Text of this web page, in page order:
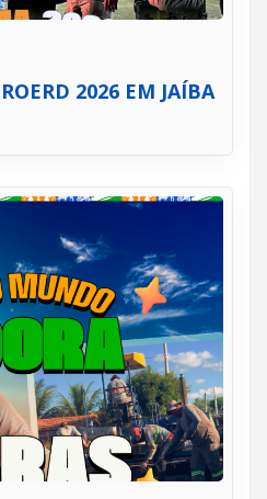
2026 EM JAÍBA